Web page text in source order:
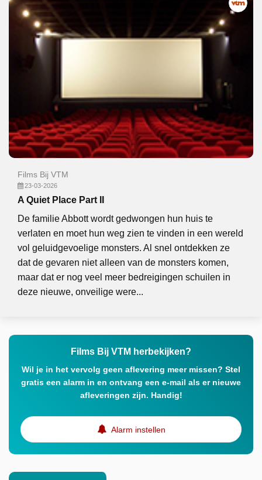
Films Bij VTM
23-03-2026
A Quiet Place Part II
De familie Abbott wordt gedwongen hun huis te
verlaten en moet hun weg zien te vinden in een wereld
vol geluidgevoelige monsters. Al snel ontdekken ze
dat de gevaren niet alleen van de monsters komen,
maar dat er nog veel meer bedreigingen schuilen in
deze nieuwe, onveilige were...
Films Bij VTM herbekijken?
Wil je in het vervolg geen aflevering meer missen? Stel
gratis een alarm in en ontvang een e-mail als er nieuwe
afleveringen zijn. Handig!
Alarm instellen